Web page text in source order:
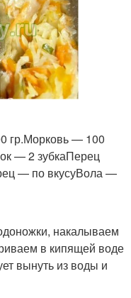
гр.Морковь — 100
— 2 зубкаПерец
— по вкусуВола —
накалываем
в кипящей воде
вынуть из воды и